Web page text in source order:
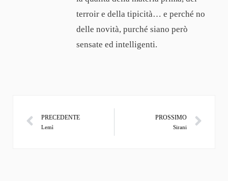
terroir e della tipicità… e perché no
delle novità, purché siano però
sensate ed intelligenti.
PRECEDENTE
Lemì
PROSSIMO
Sirani